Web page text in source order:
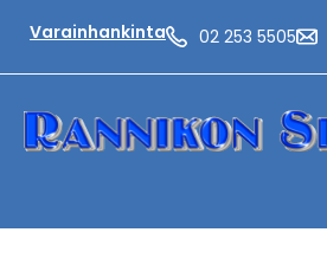
Varainhankinta 02 253 5505